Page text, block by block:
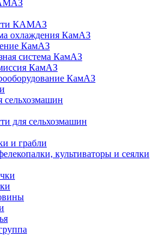
КАМАЗ
охлаждения КамАЗ
КамАЗ
система КамАЗ
КамАЗ
КамАЗ
сельхозмашин
для сельхозмашин
и грабли
культиваторы и сеялки